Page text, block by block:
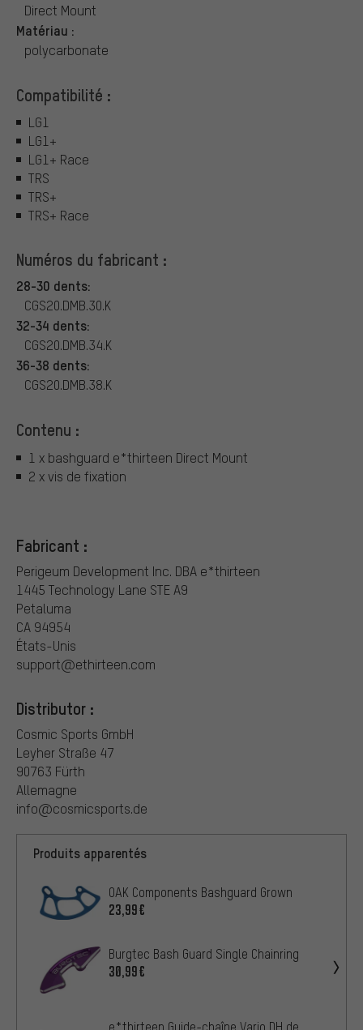
Direct Mount
Matériau :
polycarbonate
Compatibilité :
LG1
LG1+
LG1+ Race
TRS
TRS+
TRS+ Race
Numéros du fabricant :
28-30 dents:
CGS20.DMB.30.K
32-34 dents:
CGS20.DMB.34.K
36-38 dents:
CGS20.DMB.38.K
Contenu :
1 x bashguard e*thirteen Direct Mount
2 x vis de fixation
Fabricant :
Perigeum Development Inc. DBA e*thirteen
1445 Technology Lane STE A9
Petaluma
CA 94954
États-Unis
support@ethirteen.com
Distributor :
Cosmic Sports GmbH
Leyher Straße 47
90763 Fürth
Allemagne
info@cosmicsports.de
Produits apparentés
OAK Components Bashguard Grown
23,99€
Burgtec Bash Guard Single Chainring
30,99€
e*thirteen Guide-chaîne Vario DH de